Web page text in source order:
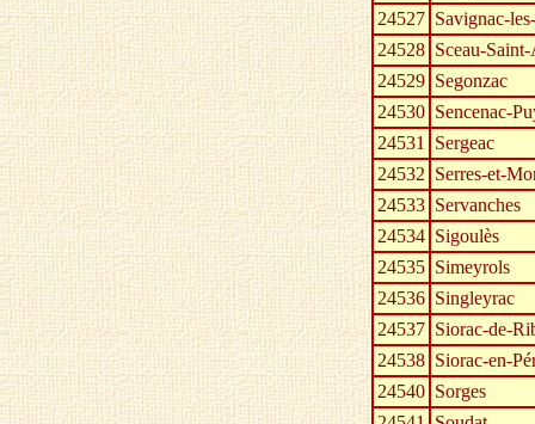
24527 Savignac-
24528 Sceau-
24529 Segonzac
24530 Sencenac-
24531 Sergeac
24532 Serres-et-
24533 Servanches
24534 Sigoulès
24535 Simeyrols
24536 Singleyrac
24537 Siorac-de-
24538 Siorac-en-
24540 Sorges